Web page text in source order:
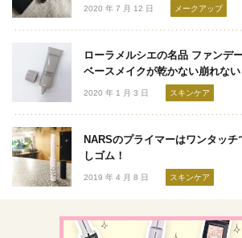
2020 年 7 月 12 日 メークアップ
ローラメルシエの名品 ファンデ
ベースメイクが乾かない崩れない
2020 年 1 月 3 日 スキンケア
NARSのプライマーはワンタッ
しゴム！
2019 年 4 月 8 日 スキンケア